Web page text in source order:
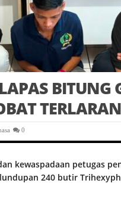
0
kewaspadaan petugas
240 butir